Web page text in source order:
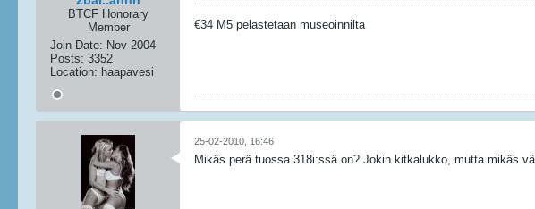
BTCF Honorary
Member
Join Date: Nov 2004
Posts: 3352
Location: haapavesi
€34 M5 pelastetaan museoinnilta
25-02-2010, 16:46
Mikäs perä tuossa 318i:ssä on? Jokin kitkalukko, mutta mikäs